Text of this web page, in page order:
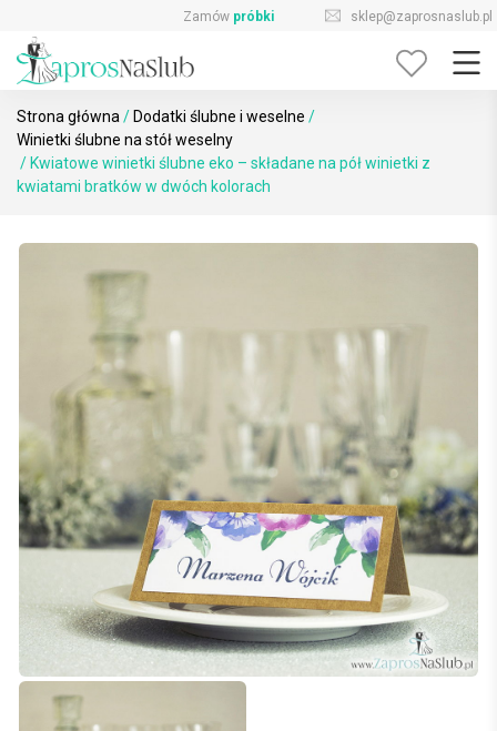
content
sklep@zaprosnaslub.pl 726-644-296
Strona główna / Dodatki ślubne i weselne /
Winietki ślubne na stół weselny
/ Kwiatowe winietki ślubne eko – składane na pół winietki z
kwiatami bratków w dwóch kolorach